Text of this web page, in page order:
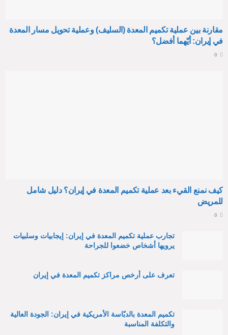
مقارنة بين عملية تكميم المعدة (السليف) وعملية تحويل مسار المعدة
في إيران: أيّهما أفضل؟
كيف نمنع القيء بعد عملية تكميم المعدة في إيران؟ دليل شامل
للمريض
تجارب عملية تكميم المعدة في إيران: إيجابيات وسلبيات
يرويها أشخاص خضعوا للجراحة
تعرف على أرخص مراكز تكميم المعدة في إيران
تكميم المعدة بالدبّاسة الأمريكية في إيران: الجودة العالية
والتكلفة المناسبة